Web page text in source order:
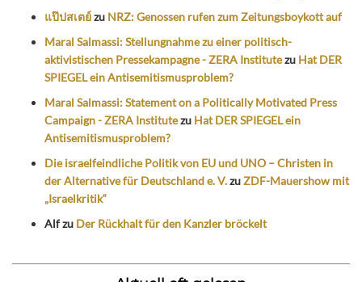
แป๊ปสเตย์zu NRZ: Genossen rufen zum Zeitungsboykott auf
Maral Salmassi: Stellungnahme zu einer politisch-
aktivistischen Pressekampagne - ZERA Institutezu Hat DER
SPIEGEL ein Antisemitismusproblem?
Maral Salmassi: Statement on a Politically Motivated Press
Campaign - ZERA Institutezu Hat DER SPIEGEL ein
Antisemitismusproblem?
Die israelfeindliche Politik von EU und UNO – Christen in
der Alternative für Deutschland e. V.zuZDF-Mauershow mit
„Israelkritik“
Alfzu Der Rückhalt für den Kanzler bröckelt